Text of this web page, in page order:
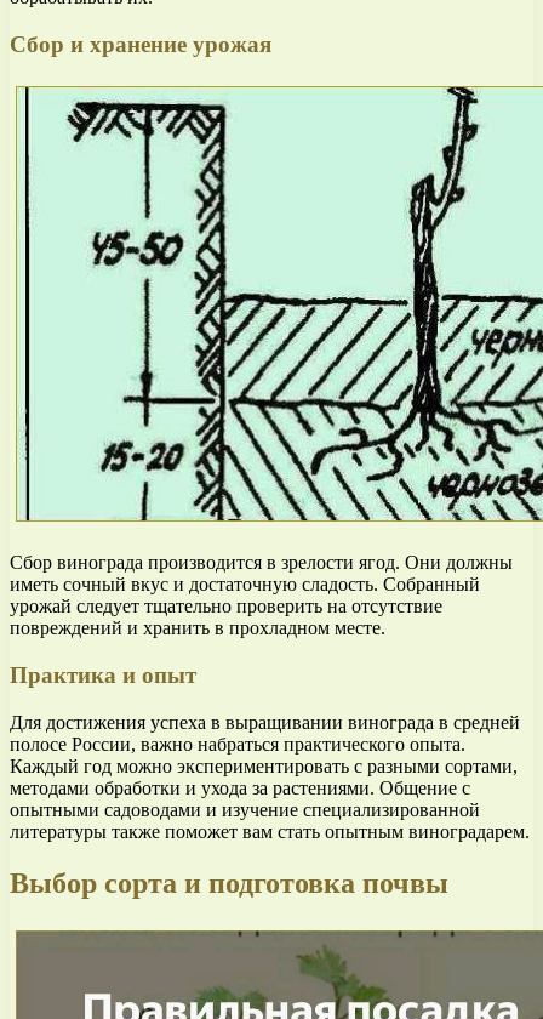
Сбор и хранение урожая
Сбор винограда производится в зрелости ягод. Они должны
иметь сочный вкус и достаточную сладость. Собранный
урожай следует тщательно проверить на отсутствие
повреждений и хранить в прохладном месте.
Практика и опыт
Для достижения успеха в выращивании винограда в средней
полосе России, важно набраться практического опыта.
Каждый год можно экспериментировать с разными сортами,
методами обработки и ухода за растениями. Общение с
опытными садоводами и изучение специализированной
литературы также поможет вам стать опытным виноградарем.
Выбор сорта и подготовка почвы